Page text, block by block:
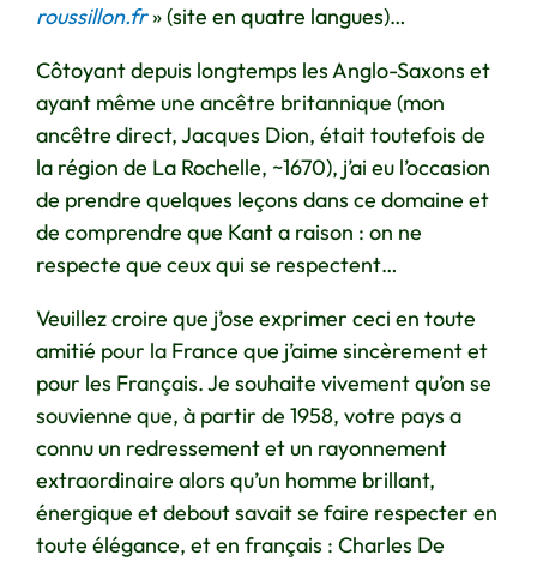
roussillon.fr» (site en quatre langues)…
Côtoyant depuis longtemps les Anglo-Saxons et
ayant même une ancêtre britannique (mon
ancêtre direct, Jacques Dion, était toutefois de
la région de La Rochelle, ~1670), j’ai eu l’occasion
de prendre quelques leçons dans ce domaine et
de comprendre que Kant a raison : on ne
respecte que ceux qui se respectent…
Veuillez croire que j’ose exprimer ceci en toute
amitié pour la France que j’aime sincèrement et
pour les Français. Je souhaite vivement qu’on se
souvienne que, à partir de 1958, votre pays a
connu un redressement et un rayonnement
extraordinaire alors qu’un homme brillant,
énergique et debout savait se faire respecter en
toute élégance, et en français : Charles De